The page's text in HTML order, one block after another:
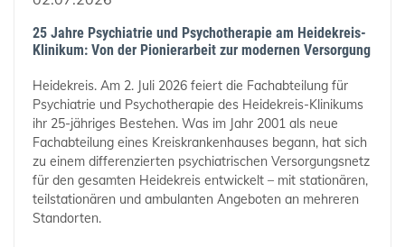
25 Jahre Psychiatrie und Psychotherapie am Heidekreis-
Klinikum: Von der Pionierarbeit zur modernen Versorgung
Heidekreis. Am 2. Juli 2026 feiert die Fachabteilung für
Psychiatrie und Psychotherapie des Heidekreis-Klinikums
ihr 25-jähriges Bestehen. Was im Jahr 2001 als neue
Fachabteilung eines Kreiskrankenhauses begann, hat sich
zu einem differenzierten psychiatrischen Versorgungsnetz
für den gesamten Heidekreis entwickelt – mit stationären,
teilstationären und ambulanten Angeboten an mehreren
Standorten.